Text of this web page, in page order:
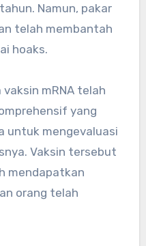
Namun, pakar
telah membantah
hoaks.
mRNA telah
yang
untuk mengevaluasi
Vaksin tersebut
mendapatkan
orang telah